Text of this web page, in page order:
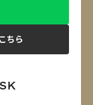
ちら